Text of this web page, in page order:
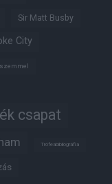
Sir Matt Busby
City
csapat
Trófeabibliográfia